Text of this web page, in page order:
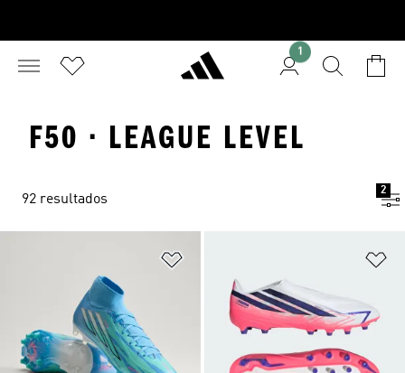
1
F50 · LEAGUE LEVEL
92 resultados
2